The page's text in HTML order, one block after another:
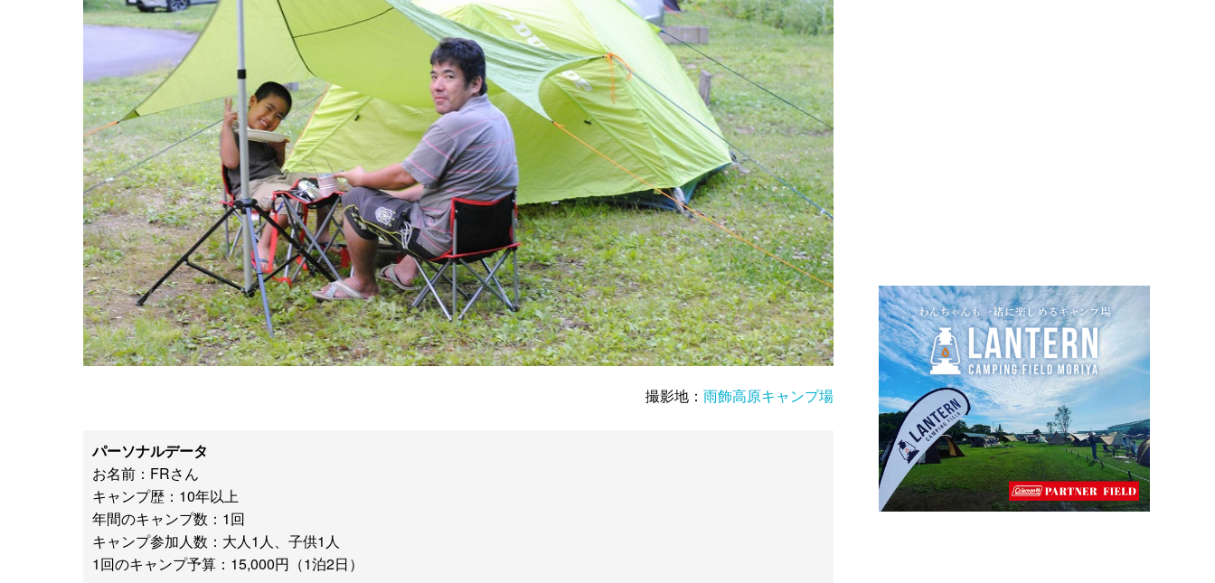
撮影地： 雨飾高原キャンプ場
パーソナルデータ
お名前：FRさん
キャンプ歴：10年以上
年間のキャンプ数：1回
キャンプ参加人数：大人1人、子供1人
1回のキャンプ予算：15,000円（1泊2日）